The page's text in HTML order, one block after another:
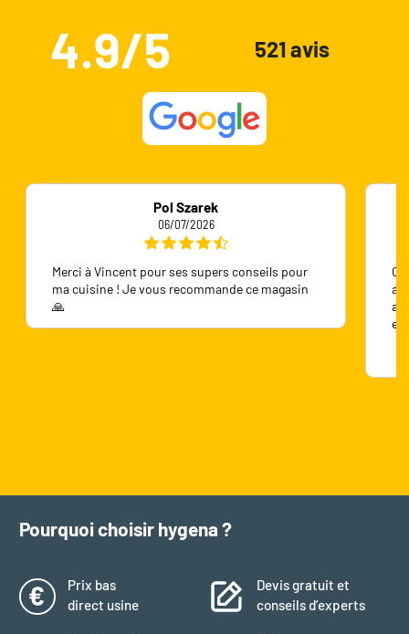
4.9/5 521 avis
Pol Szarek
06/07/2026
Merci à Vincent pour ses supers conseils pour
ma cuisine ! Je vous recommande ce magasin
🙏
Pourquoi choisir hygena ?
Prix bas
direct usine
Devis gratuit et
conseils d’experts